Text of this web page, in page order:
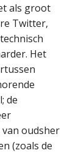
als groot
Twitter,
Het
de
oudsher
(zoals de